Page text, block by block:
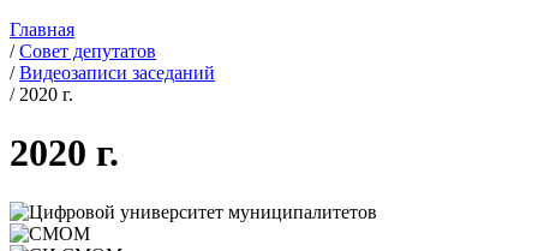
Главная
/Совет депутатов
/Видеозаписи заседаний
/ 2020 г.
2020 г.